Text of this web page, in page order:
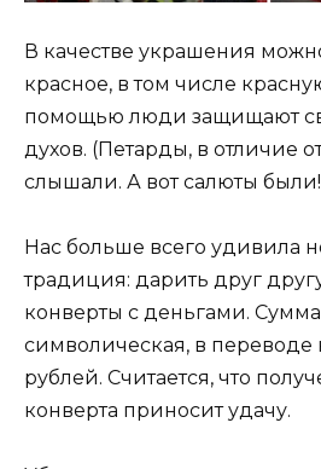
В качестве украшения
красное, в том числе
помощью люди защищают
духов. (Петарды, в отличие
слышали. А вот салюты
Нас больше всего удивила
традиция: дарить друг
конверты с деньгами.
символическая, в переводе
рублей. Считается, что
конверта приносит удачу.